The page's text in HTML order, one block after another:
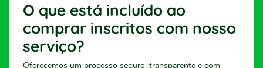
O que está incluído ao
comprar inscritos com nosso
serviço?
Oferecemos um processo seguro, transparente e com